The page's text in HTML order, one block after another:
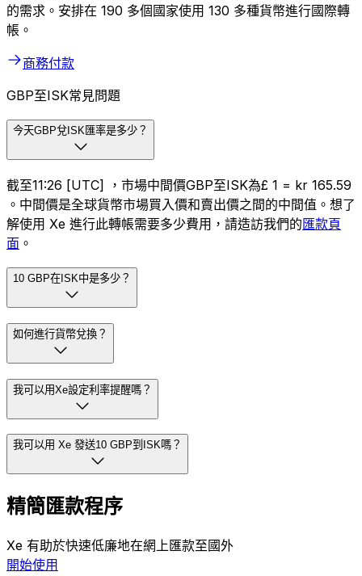
的需求。安排在 190 多個國家使用 130 多種貨幣進行國際轉
帳。
商務付款
GBP至ISK常見問題
今天GBP兌ISK匯率是多少？
截至11:26 [UTC] ，市場中間價GBP至ISK為£ 1 = kr 165.59
。中間價是全球貨幣市場買入價和賣出價之間的中間值。想了
解使用 Xe 進行此轉帳需要多少費用，請造訪我們的匯款頁
面 。
10 GBP在ISK中是多少？
如何進行貨幣兌換？
我可以用Xe設定利率提醒嗎？
我可以用 Xe 發送10 GBP到ISK嗎？
精簡匯款程序
Xe 有助於快速低廉地在網上匯款至國外
開始使用